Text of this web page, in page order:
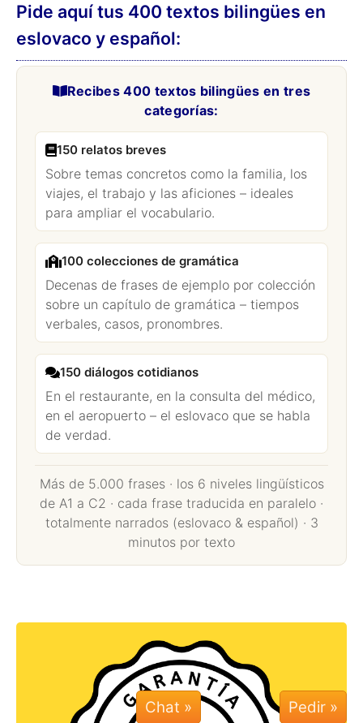
Pide aquí tus 400 textos bilingües en
eslovaco y español:
Recibes 400 textos bilingües en tres
categorías:
150 relatos breves
Sobre temas concretos como la familia, los
viajes, el trabajo y las aficiones – ideales
para ampliar el vocabulario.
100 colecciones de gramática
Decenas de frases de ejemplo por colección
sobre un capítulo de gramática – tiempos
verbales, casos, pronombres.
150 diálogos cotidianos
En el restaurante, en la consulta del médico,
en el aeropuerto – el eslovaco que se habla
de verdad.
Más de 5.000 frases · los 6 niveles lingüísticos
de A1 a C2 · cada frase traducida en paralelo ·
totalmente narrados (eslovaco & español) · 3
minutos por texto
Chat »